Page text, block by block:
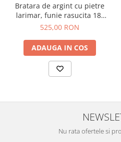
Bratara de argint cu pietre
larimar, funie rasucita 18-
20,5 cm
525,00 RON
ADAUGA IN COS
Nu rata ofertele si